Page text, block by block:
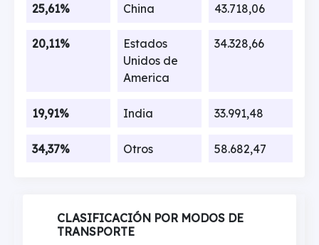
25,61% China 43.718,06
20,11%
Estados
Unidos de
America
34.328,66
19,91% India 33.991,48
34,37% Otros 58.682,47
CLASIFICACIÓN POR MODOS DE
TRANSPORTE